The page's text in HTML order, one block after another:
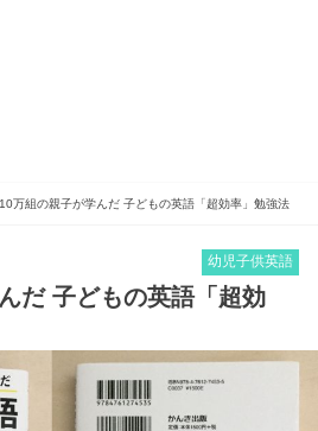
10万組の親子が学んだ 子どもの英語「超効率」勉強法
幼児子供英語
だ 子どもの英語「超効